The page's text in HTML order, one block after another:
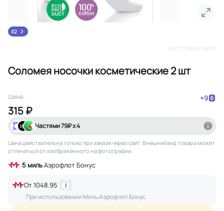
Соломея носочки косметические 2 шт
X2
Цена: +9
315 ₽
Частями79₽ х 4
Цена действительна только при заказе через сайт. Внешний вид товара может
отличаться от изображённого на фотографии.
5 мильАэрофлот Бонус
От1048.95
i
При использовании Миль Аэрофлот Бонус